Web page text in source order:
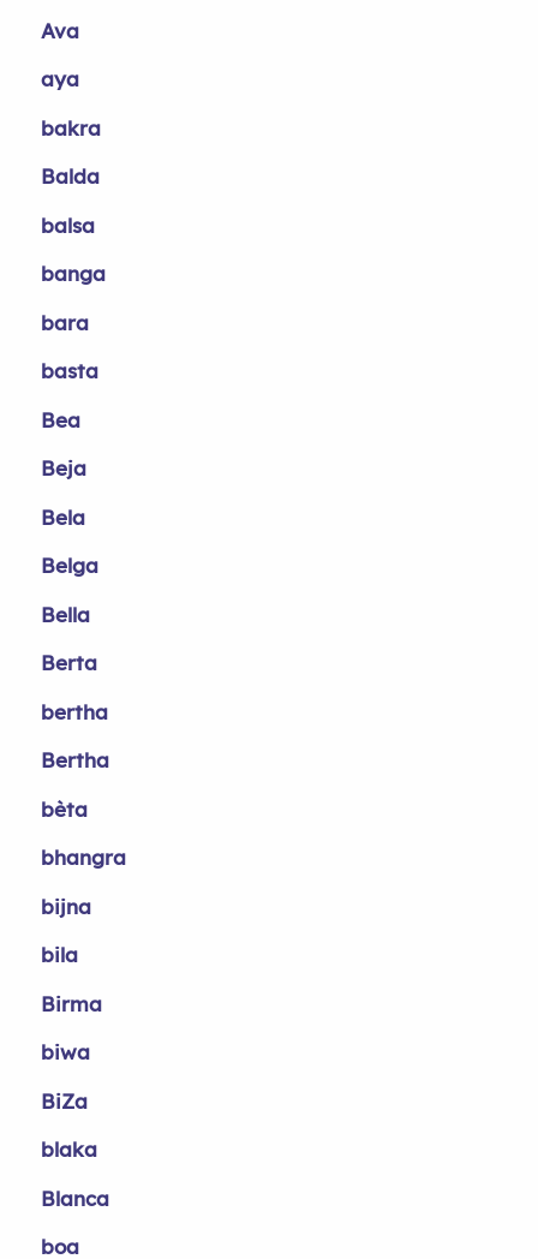
Ava
aya
bakra
Balda
balsa
banga
bara
basta
Bea
Beja
Bela
Belga
Bella
Berta
bertha
Bertha
bèta
bhangra
bijna
bila
Birma
biwa
BiZa
blaka
Blanca
boa